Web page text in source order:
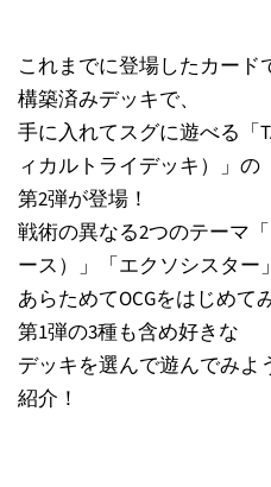
これまでに登場したカー
構築済みデッキで、
手に入れてスグに遊べる「
ィカルトライデッキ）」の
第2弾が登場！
戦術の異なる2つのテーマ
ース）」「エクソシスター
あらためてOCGをはじめて
第1弾の3種も含め好きな
デッキを選んで遊んでみよ
紹介！